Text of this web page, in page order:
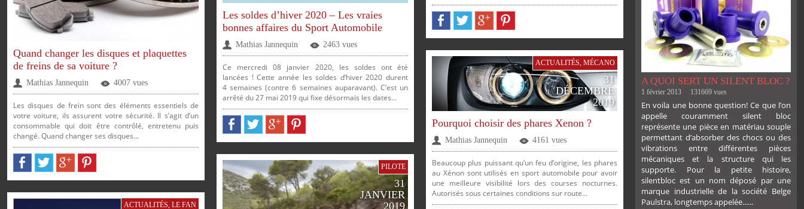
PARTAGERPARTAGERPARTAGERPARTAGER
PARTAGERPARTAGERPARTAGERPARTAGER
Quand changer les disques et plaquettes
de freins de sa voiture ?
Mathias Jannequin 4007 vues
Les disques de frein sont des éléments essentiels de
votre voiture, ils assurent votre sécurité. Il s’agit d’un
consommable qui doit être contrôlé, entretenu puis
changé. Quand changer ses disques...
Les soldes d’hiver 2020 – Les vraies
bonnes affaires du Sport Automobile
Mathias Jannequin 2463 vues
Ce mercredi 08 janvier 2020, les soldes ont été
lancées ! Cette année les soldes d’hiver 2020 durent
4 semaines (contre 6 semaines auparavant). C’est un
arrêté du 27 mai 2019 qui fixe désormais les dates...
ACTUALITÉS, MÉCANO
31
DÉCEMBRE
2019
Pourquoi choisir des phares Xenon ?
Mathias Jannequin 4161 vues
Beaucoup plus puissant qu’un feu d’origine, les phares
au Xénon sont utilisés en sport automobile pour avoir
une meilleure visibilité lors des courses nocturnes.
Autorisés sous certaines conditions sur route...
PILOTE
31
JANVIER
2019
ACTUALITÉS, LE FAN
A QUOI SERT UN SILENT BLOC ?
1 février 2013 131669 vues
En voila une bonne question! Ce que l’on
appelle couramment silent bloc
représente une pièce en matériau souple
permettant d’absorber des chocs ou des
vibrations entre différentes pièces
mécaniques et la structure qui les
supporte. Pour la petite histoire,
silentbloc est un nom déposé par une
marque industrielle de la société Belge
Paulstra, longtemps appelée......